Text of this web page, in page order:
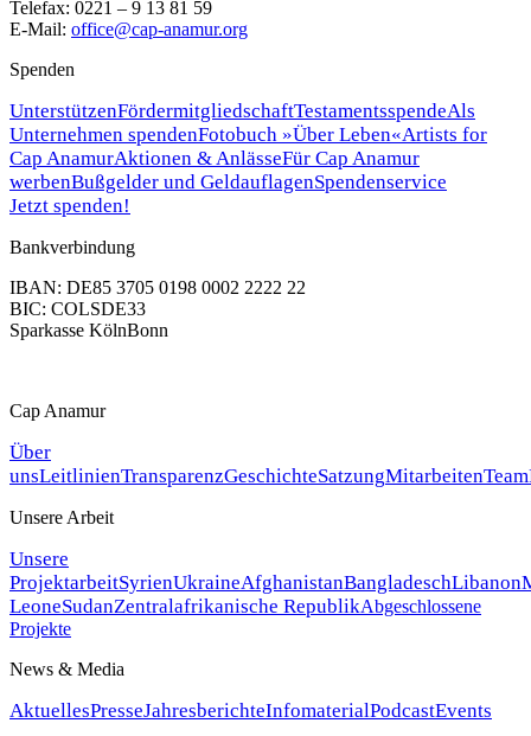
Telefax: 0221 – 9 13 81 59
E-Mail: office@cap-anamur.org
Spenden
UnterstützenFördermitgliedschaftTestamentsspendeAls
Unternehmen spendenFotobuch »Über Leben«Artists for
Cap AnamurAktionen & AnlässeFür Cap Anamur
werbenBußgelder und GeldauflagenSpendenservice
Jetzt spenden!
Bankverbindung
IBAN: DE85 3705 0198 0002 2222 22
BIC: COLSDE33
Sparkasse KölnBonn
Cap Anamur
Über
unsLeitlinienTransparenzGeschichteSatzungMitarbeitenTeam
Unsere Arbeit
Unsere
ProjektarbeitSyrienUkraineAfghanistanBangladeschLibanon
LeoneSudanZentralafrikanische RepublikAbgeschlossene
Projekte
News & Media
AktuellesPresseJahresberichteInfomaterialPodcastEvents